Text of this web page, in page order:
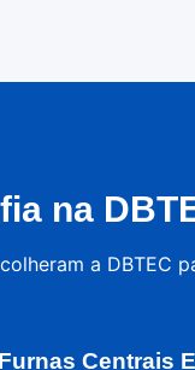
na
a DBTEC
Furnas Centrais